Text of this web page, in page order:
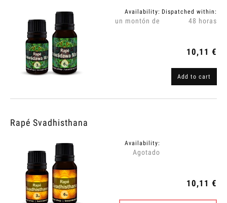
Availability:
un montón de
Dispatched within:
48 horas
10,11 €
Add to cart
Rapé Svadhisthana
Availability:
Agotado
10,11 €